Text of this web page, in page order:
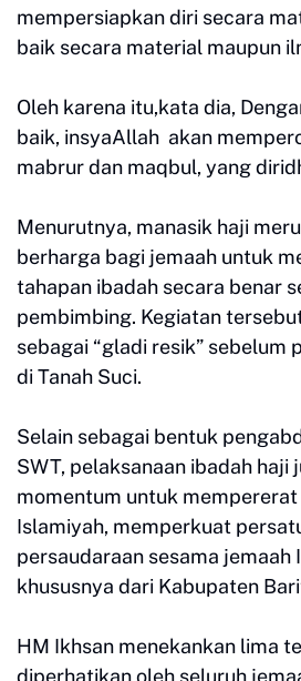
mempersiapkan diri secara
baik secara material maupun
Oleh karena itu,kata dia,
baik, insyaAllah akan
mabrur dan maqbul, yang
Menurutnya, manasik haji
berharga bagi jemaah untuk
tahapan ibadah secara benar
pembimbing. Kegiatan
sebagai “gladi resik” sebelum
di Tanah Suci.
Selain sebagai bentuk
SWT, pelaksanaan ibadah haji
momentum untuk
Islamiyah, memperkuat
persaudaraan sesama jemaah
khususnya dari Kabupaten
HM Ikhsan menekankan lima
diperhatikan oleh seluruh